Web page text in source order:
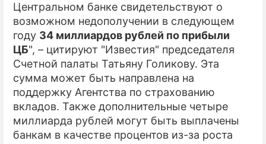
Центральном банке свидетельствуют о
возможном недополучении в следующем
году 34 миллиардов рублей по прибыли
ЦБ", – цитируют "Известия" председателя
Счетной палаты Татьяну Голикову. Эта
сумма может быть направлена на
поддержку Агентства по страхованию
вкладов. Также дополнительные четыре
миллиарда рублей могут быть выплачены
банкам в качестве процентов из-за роста